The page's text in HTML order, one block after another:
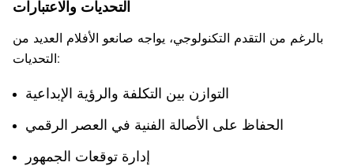
التحديات والاعتبارات
بالرغم من التقدم التكنولوجي، يواجه صانعو الأفلام العديد من
التحديات:
التوازن بين التكلفة والرؤية الإبداعية
الحفاظ على الأصالة الفنية في العصر الرقمي
إدارة توقعات الجمهور